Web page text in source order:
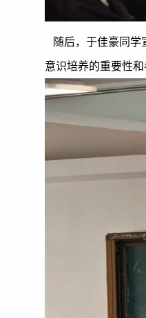
随后，于佳豪同学
意识培养的重要性和